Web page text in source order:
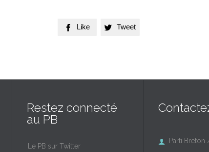
 Like  Tweet
Restez connecté
au PB
Le PB sur Twitter
 Parti